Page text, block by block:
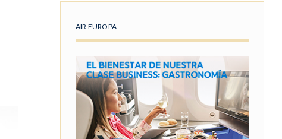
AIR EUROPA